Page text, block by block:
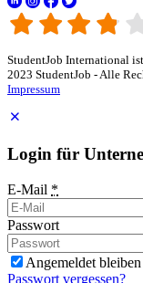
StudentJob International
2023 StudentJob - Alle
Impressum
Login für
E-Mail *
Passwort
Angemeldet bleiben
Passwort vergessen?